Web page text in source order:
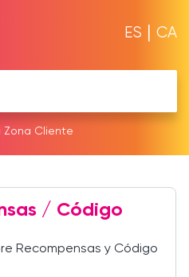
ES | CA
Zona Cliente
/ Código
Recompensas y Código